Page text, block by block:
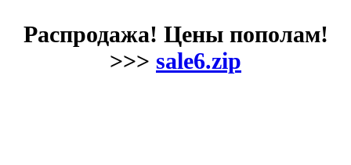
Распродажа! Цены пополам!
>>> sale6.zip